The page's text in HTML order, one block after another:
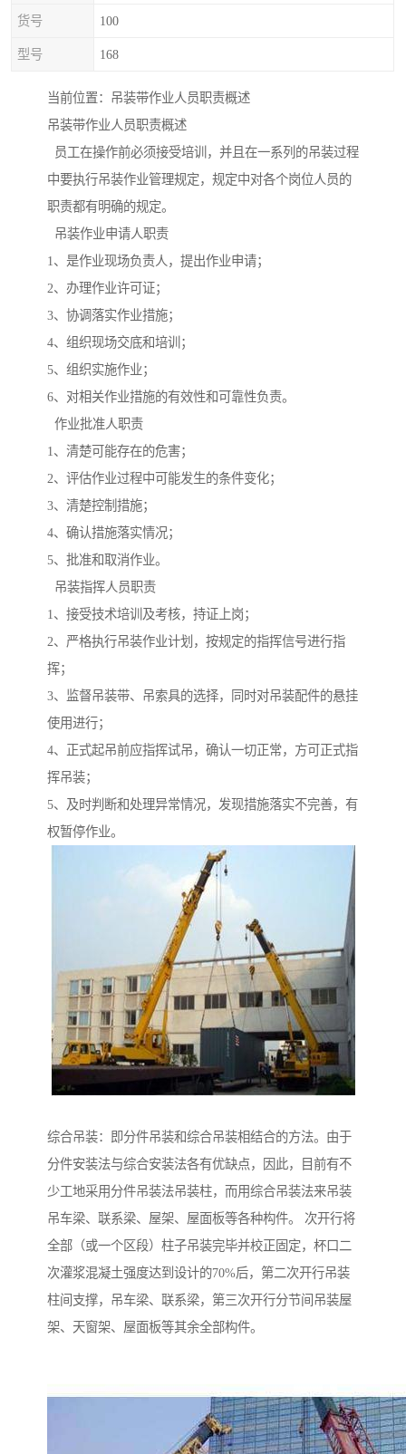
货号 100
型号 168
当前位置：吊装带作业人员职责概述
吊装带作业人员职责概述
员工在操作前必须接受培训，并且在一系列的吊装过程
中要执行吊装作业管理规定，规定中对各个岗位人员的
职责都有明确的规定。
吊装作业申请人职责
1、是作业现场负责人，提出作业申请；
2、办理作业许可证；
3、协调落实作业措施；
4、组织现场交底和培训；
5、组织实施作业；
6、对相关作业措施的有效性和可靠性负责。
作业批准人职责
1、清楚可能存在的危害；
2、评估作业过程中可能发生的条件变化；
3、清楚控制措施；
4、确认措施落实情况；
5、批准和取消作业。
吊装指挥人员职责
1、接受技术培训及考核，持证上岗；
2、严格执行吊装作业计划，按规定的指挥信号进行指
挥；
3、监督吊装带、吊索具的选择，同时对吊装配件的悬挂
使用进行；
4、正式起吊前应指挥试吊，确认一切正常，方可正式指
挥吊装；
5、及时判断和处理异常情况，发现措施落实不完善，有
权暂停作业。
综合吊装：即分件吊装和综合吊装相结合的方法。由于
分件安装法与综合安装法各有优缺点，因此，目前有不
少工地采用分件吊装法吊装柱，而用综合吊装法来吊装
吊车梁、联系梁、屋架、屋面板等各种构件。 次开行将
全部（或一个区段）柱子吊装完毕并校正固定，杯口二
次灌浆混凝土强度达到设计的70%后，第二次开行吊装
柱间支撑，吊车梁、联系梁，第三次开行分节间吊装屋
架、天窗架、屋面板等其余全部构件。